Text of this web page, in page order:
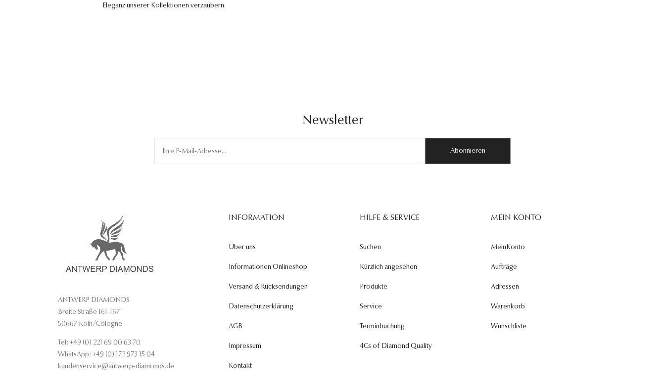
Eleganz unserer Kollektionen verzaubern.
Newsletter
Abonnieren
ANTWERP DIAMONDS
Breite Straße 161-167
50667 Köln/Cologne
Tel: +49 (0) 221 69 00 63 70
WhatsApp: +49 (0) 172 973 15 04
kundenservice@antwerp-diamonds.de
INFORMATION
Über uns
Informationen Onlineshop
Versand & Rücksendungen
Datenschutzerklärung
AGB
Impressum
Kontakt
HILFE & SERVICE
Suchen
Kürzlich angesehen
Produkte
Service
Terminbuchung
4Cs of Diamond Quality
MEIN KONTO
MeinKonto
Aufträge
Adressen
Warenkorb
Wunschliste